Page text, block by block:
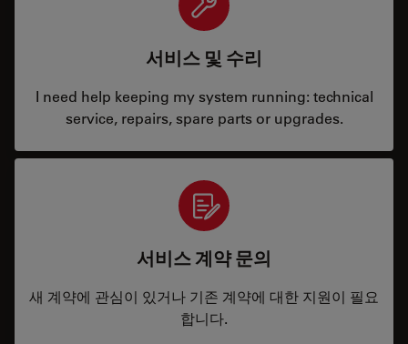
서비스 및 수리
I need help keeping my system running: technical
service, repairs, spare parts or upgrades.
서비스 계약 문의
새 계약에 관심이 있거나 기존 계약에 대한 지원이 필요
합니다.